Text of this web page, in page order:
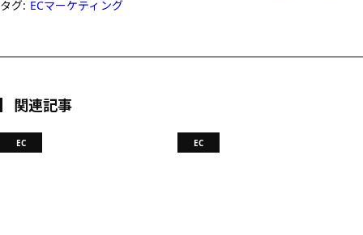
タグ: ECマーケティング
関連記事
EC EC